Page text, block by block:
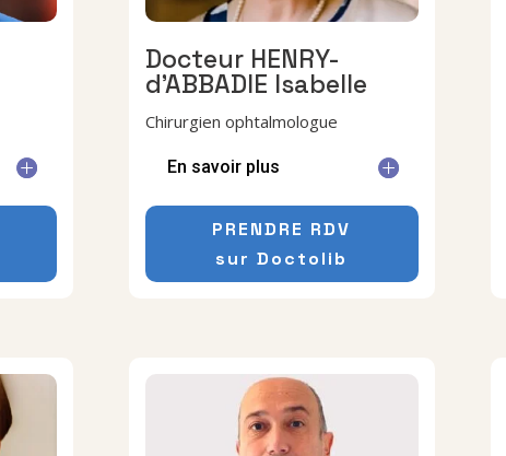
Docteur HENRY-
d’ABBADIE Isabelle
Chirurgien ophtalmologue
En savoir plus
PRENDRE RDV
sur Doctolib